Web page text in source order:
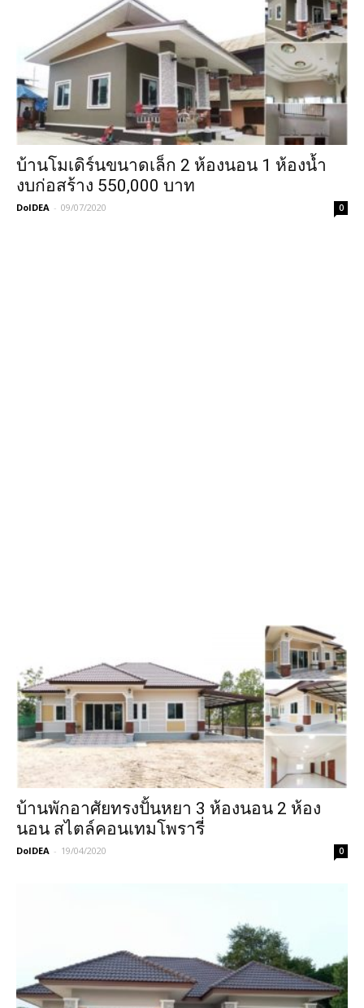
บ้านโมเดิร์นขนาดเล็ก 2 ห้องนอน 1 ห้องน้ำ
งบก่อสร้าง 550,000 บาท
DoIDEA - 09/07/2020 0
บ้านพักอาศัยทรงปั้นหยา 3 ห้องนอน 2 ห้อง
นอน สไตล์คอนเทมโพรารี่
DoIDEA - 19/04/2020 0